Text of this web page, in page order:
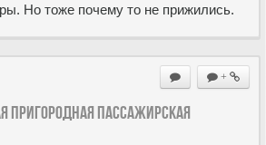
Но тоже почему то не прижились.
+
пригородная пассажирская